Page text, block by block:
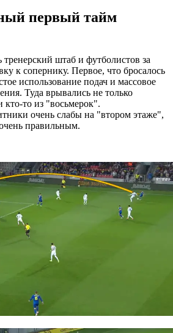
первый тайм
штаб и футболистов за
к сопернику. Первое, что бросалось
использование подач и массовое
Туда врывались не только
то из "восьмерок".
очень слабы на "втором этаже",
правильным.